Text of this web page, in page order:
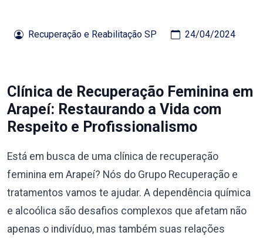
Recuperação e Reabilitação SP 24/04/2024
Clínica de Recuperação Feminina em
Arapeí: Restaurando a Vida com
Respeito e Profissionalismo
Está em busca de uma clínica de recuperação
feminina em Arapeí? Nós do Grupo Recuperação e
tratamentos vamos te ajudar. A dependência química
e alcoólica são desafios complexos que afetam não
apenas o indivíduo, mas também suas relações